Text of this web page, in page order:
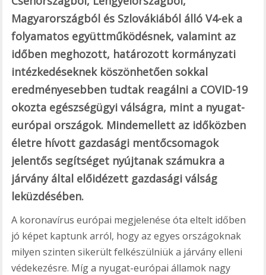
Magyarországból és Szlovákiából álló V4-ek a
folyamatos együttműködésnek, valamint az
időben meghozott, határozott kormányzati
intézkedéseknek köszönhetően sokkal
eredményesebben tudtak reagálni a COVID-19
okozta egészségügyi válságra, mint a nyugat-
európai országok. Mindemellett az időközben
életre hívott gazdasági mentőcsomagok
jelentős segítséget nyújtanak számukra a
járvány által előidézett gazdasági válság
leküzdésében.
A koronavírus európai megjelenése óta eltelt időben
jó képet kaptunk arról, hogy az egyes országoknak
milyen szinten sikerült felkészülniük a járvány elleni
védekezésre. Míg a nyugat-európai államok nagy